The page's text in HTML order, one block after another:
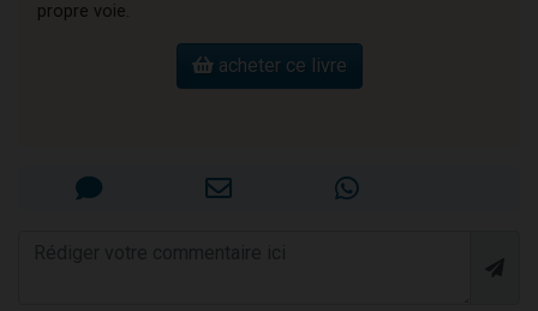
propre voie.
acheter ce livre